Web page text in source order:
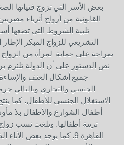
بعض الأسر التي تزوج فتياتها
القانونية من أزواج أثرياء
تلبية الشروط التي تضعها
التشريعي للزواج المبكر
صراحة على حماية المرأة من
نص الدستور على أن الدولة تلتزم
جميع أشكال العنف
الجنسي والتجاري وبالتالي
الاستغلال الجنسي للأطفال. كما
أطفال الشوارع والأطفال بلا
تربية أطفالها. وبلغت نسب
القاهرة 9. كما يوجد بعض